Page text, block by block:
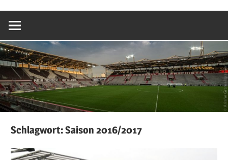
Schlagwort:Saison 2016/2017